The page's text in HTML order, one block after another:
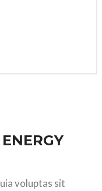
voluptas sit